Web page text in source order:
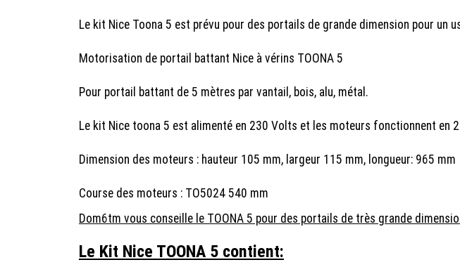
Le kit Nice Toona 5 est prévu pour des portails de grande dimension pour un
Motorisation de portail battant Nice à vérins TOONA 5
Pour portail battant de 5 mètres par vantail, bois, alu, métal.
Le kit Nice toona 5 est alimenté en 230 Volts et les moteurs fonctionnent en
Dimension des moteurs : hauteur 105 mm, largeur 115 mm, longueur: 965 mm
Course des moteurs : TO5024 540 mm
Dom6tm vous conseille le TOONA 5 pour des portails de très grande
Le Kit Nice TOONA 5 contient: